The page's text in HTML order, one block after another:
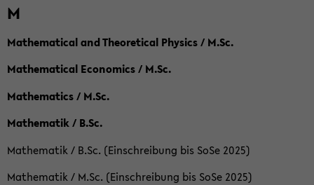
M
Mathematical and Theoretical Physics / M.Sc.
Mathematical Economics / M.Sc.
Mathematics / M.Sc.
Mathematik / B.Sc.
Mathematik / B.Sc. (Einschreibung bis SoSe 2025)
Mathematik / M.Sc. (Einschreibung bis SoSe 2025)